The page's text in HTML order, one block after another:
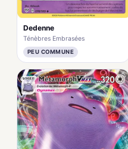
Dedenne
Ténèbres Embrasées
PEU COMMUNE